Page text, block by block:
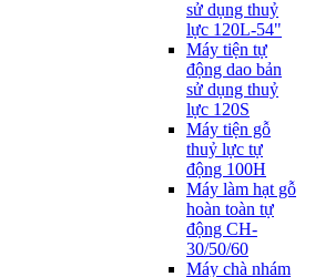
sử dụng thuỷ
lực 120L-54"
Máy tiện tự
động dao bản
sử dụng thuỷ
lực 120S
Máy tiện gỗ
thuỷ lực tự
động 100H
Máy làm hạt gỗ
hoàn toàn tự
động CH-
30/50/60
Máy chà nhám